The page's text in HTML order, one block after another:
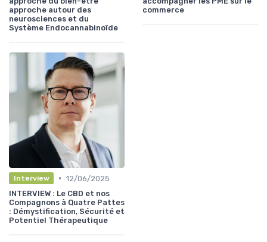
approche autour des
neurosciences et du
Système Endocannabinoïde
commerce
Interview • 12/06/2025
INTERVIEW : Le CBD et nos
Compagnons à Quatre Pattes
: Démystification, Sécurité et
Potentiel Thérapeutique